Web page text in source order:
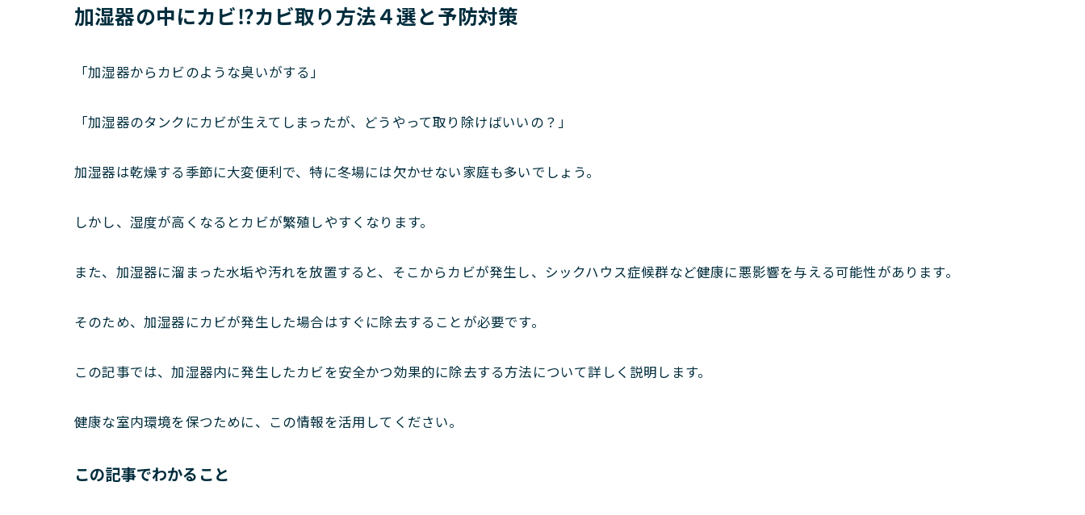
加湿器の中にカビ⁉カビ取り方法４選と予防対策
「加湿器からカビのような臭いがする」
「加湿器のタンクにカビが生えてしまったが、どうやって取り除けばいいの？」
加湿器は乾燥する季節に大変便利で、特に冬場には欠かせない家庭も多いでしょう。
しかし、湿度が高くなるとカビが繁殖しやすくなります。
また、加湿器に溜まった水垢や汚れを放置すると、そこからカビが発生し、シックハウス症候群など健康に悪影響を与える可能性があります。
そのため、加湿器にカビが発生した場合はすぐに除去することが必要です。
この記事では、加湿器内に発生したカビを安全かつ効果的に除去する方法について詳しく説明します。
健康な室内環境を保つために、この情報を活用してください。
この記事でわかること